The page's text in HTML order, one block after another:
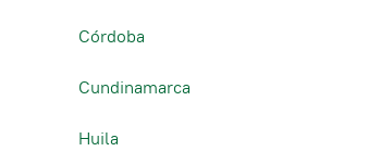
Córdoba
Cundinamarca
Huila